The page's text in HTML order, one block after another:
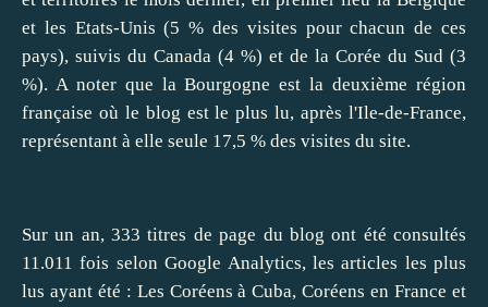
et les Etats-Unis (5 % des visites pour chacun de ces
pays), suivis du Canada (4 %) et de la Corée du Sud (3
%). A noter que la Bourgogne est la deuxième région
française où le blog est le plus lu, après l'Ile-de-France,
représentant à elle seule 17,5 % des visites du site.
Sur un an, 333 titres de page du blog ont été consultés
11.011 fois selon Google Analytics, les articles les plus
lus ayant été : Les Coréens à Cuba,Coréens en France et